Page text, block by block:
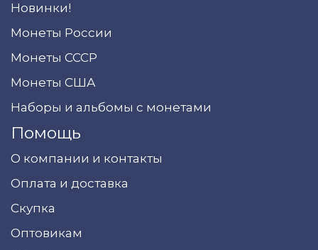
Новинки!
Монеты России
Монеты СССР
Монеты США
Наборы и альбомы с монетами
Помощь
О компании и контакты
Оплата и доставка
Скупка
Оптовикам